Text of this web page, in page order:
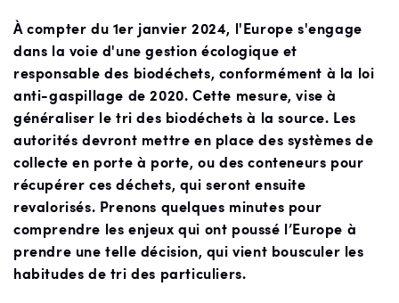
À compter du 1er janvier 2024, l'Europe s'engage
dans la voie d'une gestion écologique et
responsable des biodéchets, conformément à la loi
anti-gaspillage de 2020. Cette mesure, vise à
généraliser le tri des biodéchets à la source. Les
autorités devront mettre en place des systèmes de
collecte en porte à porte, ou des conteneurs pour
récupérer ces déchets, qui seront ensuite
revalorisés. Prenons quelques minutes pour
comprendre les enjeux qui ont poussé l’Europe à
prendre une telle décision, qui vient bousculer les
habitudes de tri des particuliers.